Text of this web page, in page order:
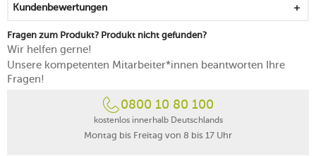
Kundenbewertungen
Fragen zum Produkt? Produkt nicht gefunden?
Wir helfen gerne!
Unsere kompetenten Mitarbeiter*innen beantworten Ihre
Fragen!
0800 10 80 100
kostenlos innerhalb Deutschlands
Montag bis Freitag von 8 bis 17 Uhr